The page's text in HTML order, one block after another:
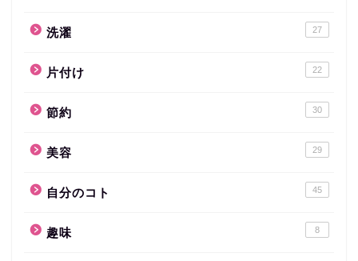
洗濯 27
片付け 22
節約 30
美容 29
自分のコト 45
趣味 8